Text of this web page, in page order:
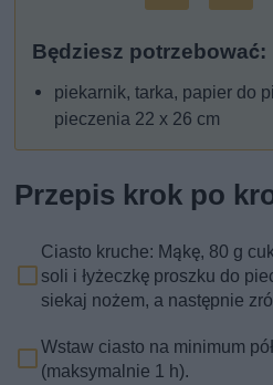
Będziesz potrzebować:
piekarnik, tarka, papier do
pieczenia 22 x 26 cm
Przepis krok po
Ciasto kruche: Mąkę, 80 g
soli i łyżeczkę proszku do
siekaj nożem, a następnie
Wstaw ciasto na minimum
(maksymalnie 1 h).